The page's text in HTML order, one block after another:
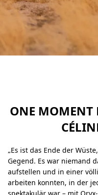
ONE MOMENT
„Es ist das Ende der
Gegend. Es war niemand
aufstellen und in einer
arbeiten konnten, in der